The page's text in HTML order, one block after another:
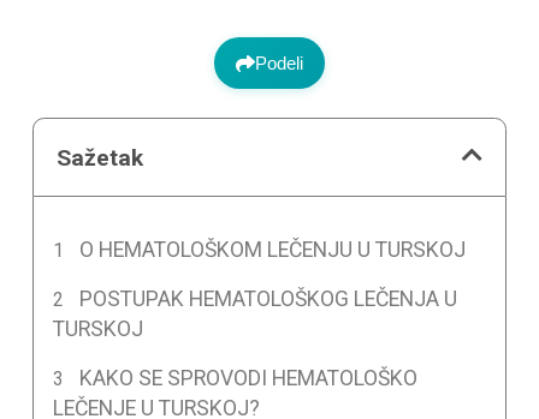
Podeli
Sažetak
O HEMATOLOŠKOM LEČENJU U TURSKOJ
POSTUPAK HEMATOLOŠKOG LEČENJA U
TURSKOJ
KAKO SE SPROVODI HEMATOLOŠKO
LEČENJE U TURSKOJ?